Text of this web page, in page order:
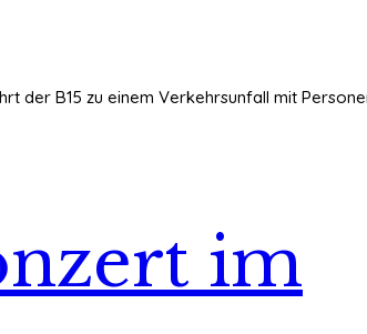
der B15 zu einem Verkehrsunfall mit
im